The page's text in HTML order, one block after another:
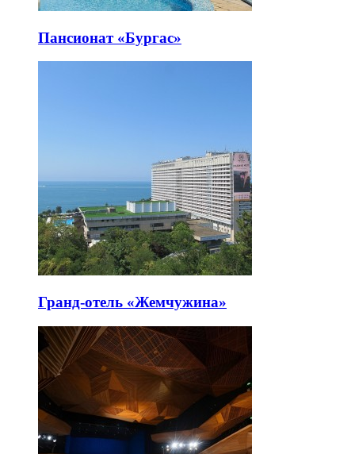
Пансионат «Бургас»
Гранд-отель «Жемчужина»